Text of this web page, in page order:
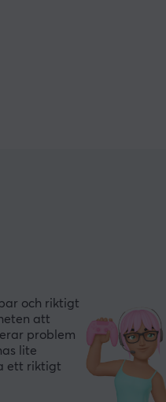
och riktigt
att
problem
lite
ett riktigt